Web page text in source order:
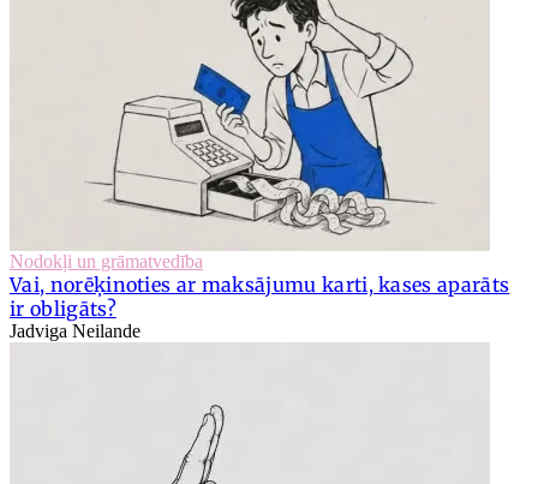
Nodokļi un grāmatvedība
Vai, norēķinoties ar maksājumu karti, kases aparāts
ir obligāts?
Jadviga Neilande